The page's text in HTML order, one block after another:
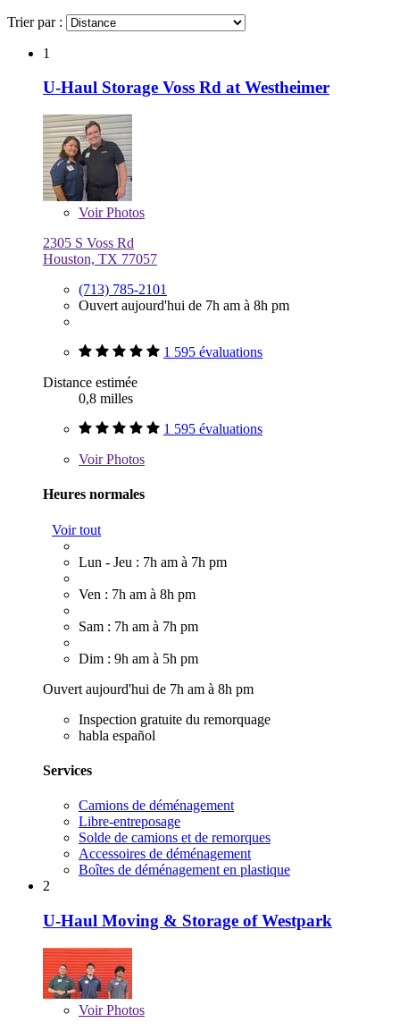
Trier par :
1
U-Haul Storage Voss Rd at Westheimer
VoirPhotos
2305 S Voss Rd
Houston, TX 77057
(713) 785-2101
Ouvert aujourd'hui de 7h am à 8h pm
1 595 évaluations
Distance estimée
0,8 milles
1 595 évaluations
VoirPhotos
Heures normales
Voir tout
Lun - Jeu : 7h am à 7h pm
Ven : 7h am à 8h pm
Sam : 7h am à 7h pm
Dim : 9h am à 5h pm
Ouvert aujourd'hui de 7h am à 8h pm
Inspection gratuite du remorquage
habla español
Services
Camions de déménagement
Libre-entreposage
Solde de camions et de remorques
Accessoires de déménagement
Boîtes de déménagement en plastique
2
U-Haul Moving & Storage of Westpark
VoirPhotos